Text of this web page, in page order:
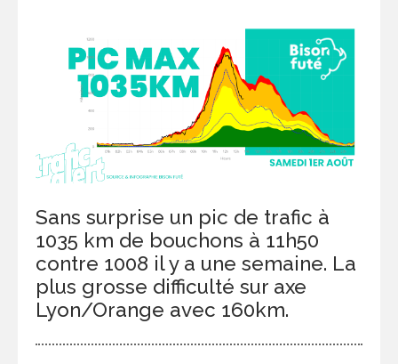
Sans surprise un pic de trafic à
1035 km de bouchons à 11h50
contre 1008 il y a une semaine. La
plus grosse difficulté sur axe
Lyon/Orange avec 160km.